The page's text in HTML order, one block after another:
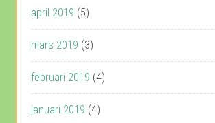
april 2019 (5)
mars 2019 (3)
februari 2019 (4)
januari 2019 (4)